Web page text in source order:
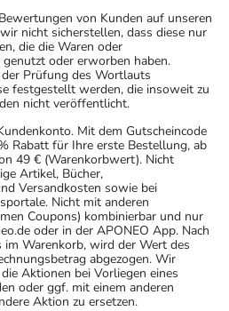
von Kunden auf unseren
nicht sicherstellen, dass diese nur
die die Waren oder
oder erworben haben.
Prüfung des Wortlauts
festgestellt werden, die insoweit zu
nicht veröffentlicht.
Mit dem Gutscheincode
Rabatt für Ihre erste Bestellung, ab
49 € (Warenkorbwert). Nicht
Artikel, Bücher,
Versandkosten sowie bei
Nicht mit anderen
Coupons) kombinierbar und nur
oder in der APONEO App. Nach
im Warenkorb, wird der Wert des
abgezogen. Wir
Aktionen bei Vorliegen eines
oder ggf. mit einem anderen
Aktion zu ersetzen.